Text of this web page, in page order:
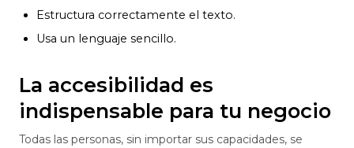
Estructura correctamente el texto.
Usa un lenguaje sencillo.
La accesibilidad es
indispensable para tu negocio
Todas las personas, sin importar sus capacidades, se